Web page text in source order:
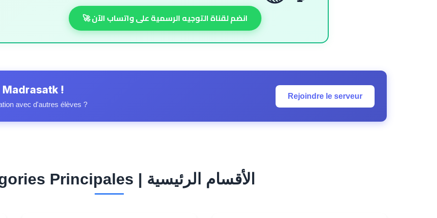
انضم لقناة التوجيه الرسمية على واتساب الآن 🚀
Madrasatk !
avec d'autres élèves ?
Rejoindre le serveur
Catégories Principales | الأقسام الرئيسية